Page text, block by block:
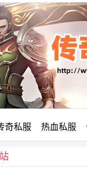
奇私服 热血私服